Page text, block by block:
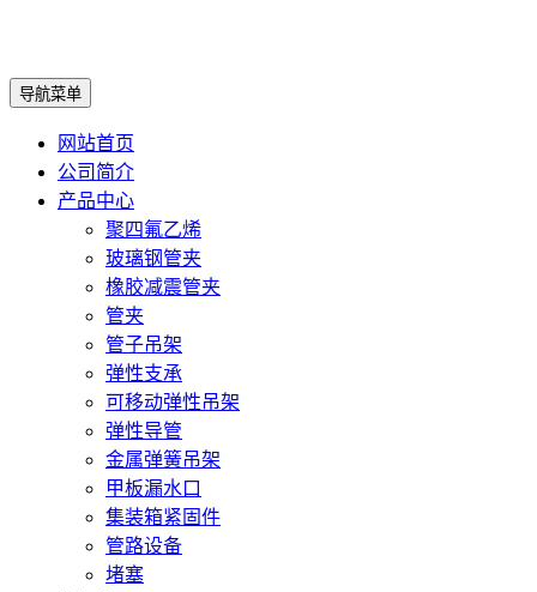
导航菜单
网站首页
公司简介
产品中心
聚四氟乙烯
玻璃钢管夹
橡胶减震管夹
管夹
管子吊架
弹性支承
可移动弹性吊架
弹性导管
金属弹簧吊架
甲板漏水口
集装箱紧固件
管路设备
堵塞